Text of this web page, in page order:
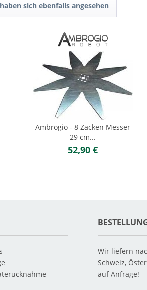
sich ebenfalls angesehen
Ambrogio - 8 Zacken Messer
29 cm...
52,90 €
Wir liefern
Schweiz,
auf Anfrage!